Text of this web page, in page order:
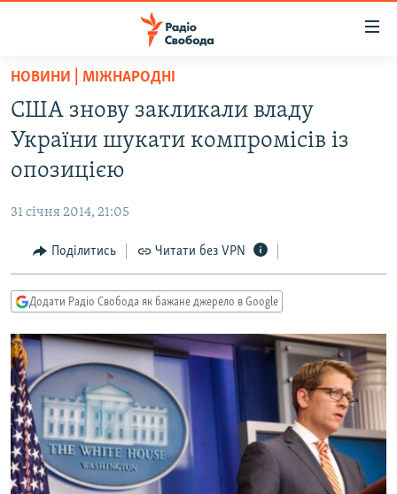
Перейти
основного
матеріалу
Перейти
до
основної
Перейти
до
пошуку
СТАТТІ
ЕКОНОМІКА
СУСПІЛЬСТВО
УКРАЇНА
СВІТ
РОСІЙСЬКА «ФІЛЬТРАЦІЯ»
ДОНБАС.РЕАЛІЇ
ТИ ЯК?
СХЕМИ
ПРИАЗОВ’Я
КИТАЙ.ВИКЛИКИ
МУЛЬТИМЕДІА
ФОТО
НОВИНИ | МІЖНАРОДНІ
США знову закликали владу
України шукати компромісів із
опозицією
31 січня 2014, 21:05
Поділитись Читати без VPN
Додати Радіо Свобода як бажане джерело в Google